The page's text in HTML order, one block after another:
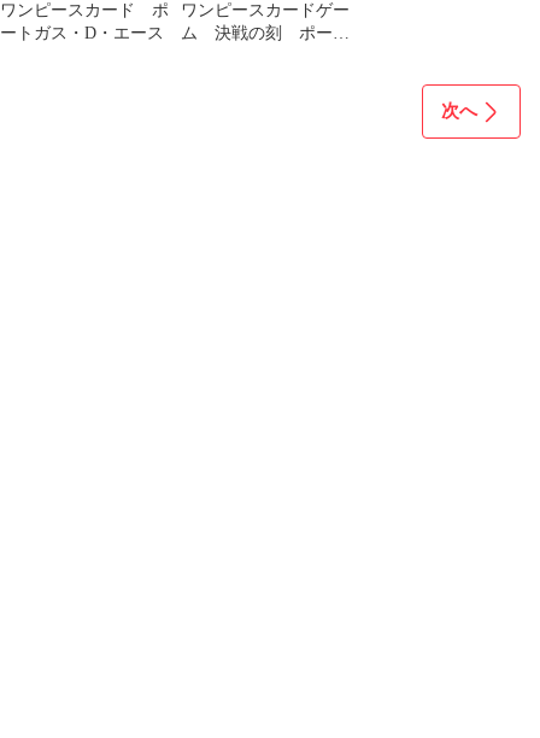
ワンピースカード ポ
ートガス・D・エース
ワンピースカードゲー
ム 決戦の刻 ポート
次へ